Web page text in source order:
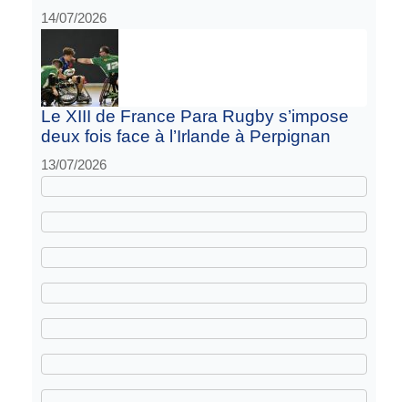
14/07/2026
Le XIII de France Para Rugby s’impose
deux fois face à l’Irlande à Perpignan
13/07/2026